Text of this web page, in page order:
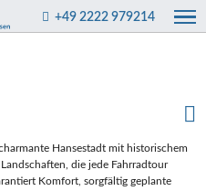
+49 2222 979214
Hansestadt mit historischem
die jede Fahrradtour
Komfort, sorgfältig geplante